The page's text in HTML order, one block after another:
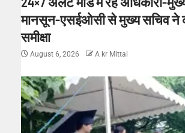
मानसून-एसईओसी से मुख्य सचिव ने
समीक्षा
August 6, 2026 A kr Mittal